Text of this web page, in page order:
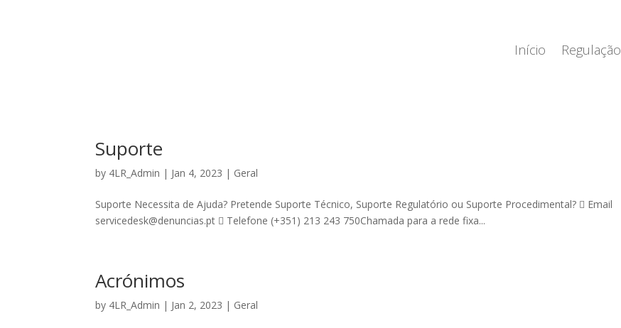
Início Regulação
Suporte
by 4LR_Admin | Jan 4, 2023 | Geral
Suporte Necessita de Ajuda? Pretende Suporte Técnico, Suporte Regulatório ou Suporte Procedimental?  Email
servicedesk@denuncias.pt  Telefone (+351) 213 243 750Chamada para a rede fixa...
Acrónimos
by 4LR_Admin | Jan 2, 2023 | Geral